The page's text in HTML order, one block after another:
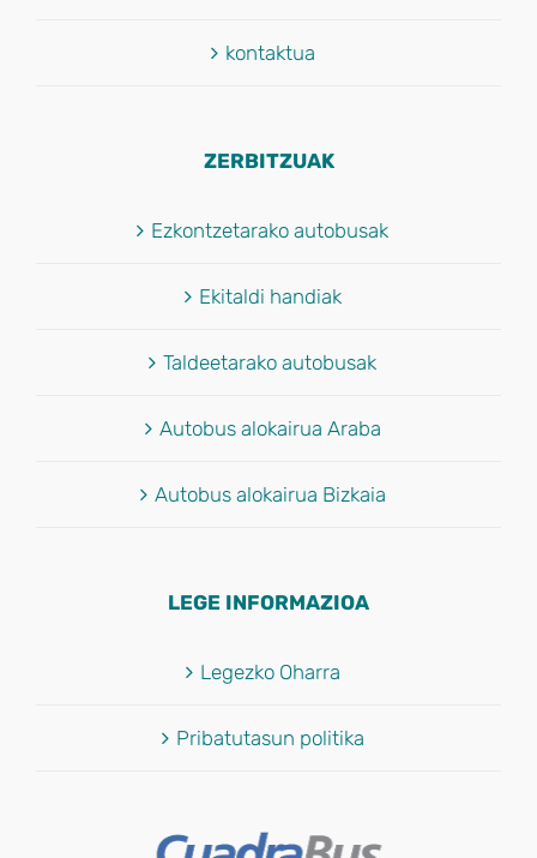
kontaktua
ZERBITZUAK
Ezkontzetarako autobusak
Ekitaldi handiak
Taldeetarako autobusak
Autobus alokairua Araba
Autobus alokairua Bizkaia
LEGE INFORMAZIOA
Legezko Oharra
Pribatutasun politika